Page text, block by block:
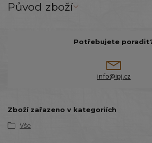
Původ zboží
Potřebujete
info@ipj.cz
Zboží zařazeno v kategoriích
Vše